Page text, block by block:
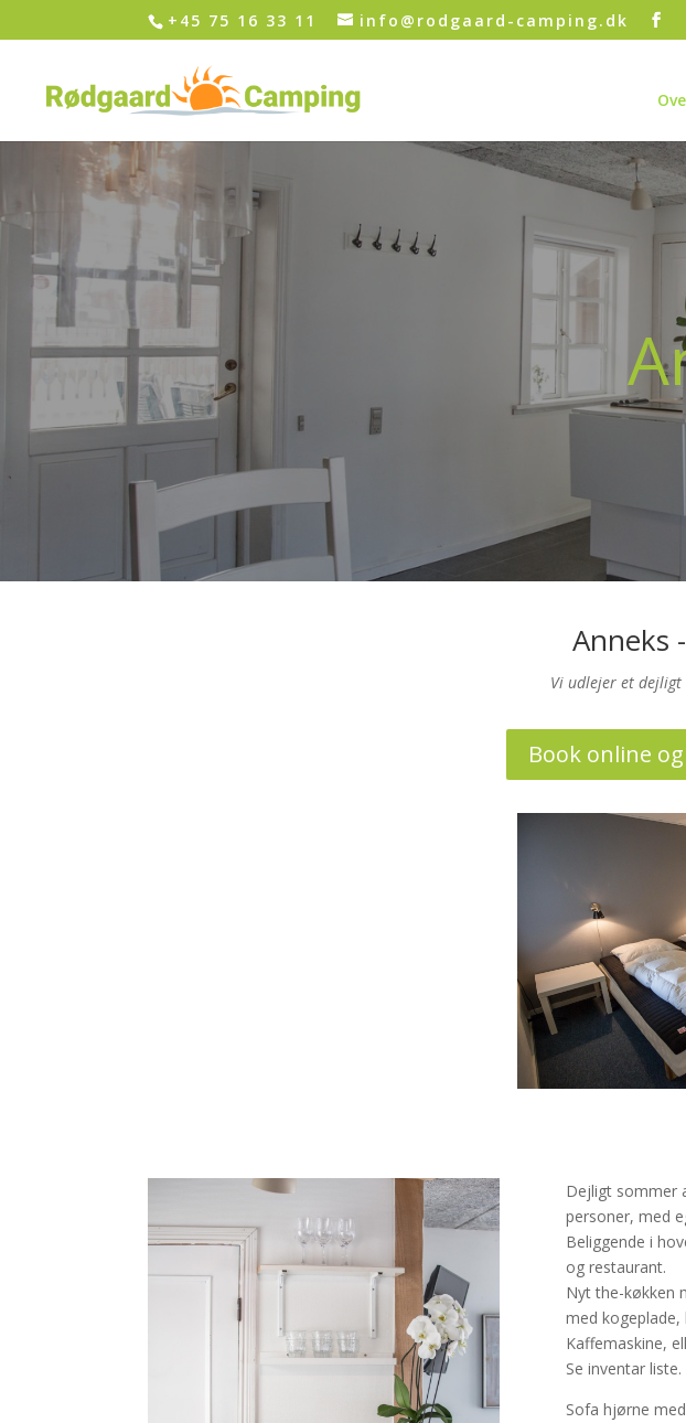
+45 75 16 33 11 info@rodgaard-camping.dk
Anneks
Vi udlejer et
Book online
Dejligt sommer
personer, med
Beliggende i
og restaurant.
Nyt the-køkken
med kogeplade,
Kaffemaskine,
Se inventar liste.
Sofa hjørne